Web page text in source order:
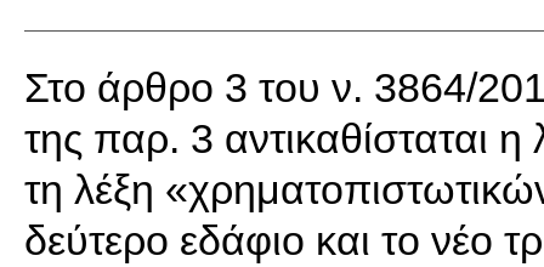
Στο άρθρο 3 του ν. 3864/
της παρ. 3 αντικαθίσταται
τη λέξη
δεύτερο εδάφιο και το νέο